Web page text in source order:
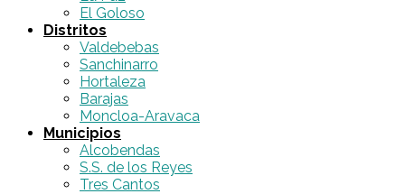
El Goloso
Distritos
Valdebebas
Sanchinarro
Hortaleza
Barajas
Moncloa-Aravaca
Municipios
Alcobendas
S.S. de los Reyes
Tres Cantos